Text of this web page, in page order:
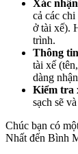
Xác
cả các
ở tài xế).
trình.
Thông
tài xế
dàng
Kiểm tra
sạch sẽ
Chúc bạn có
Nhất đến Bình